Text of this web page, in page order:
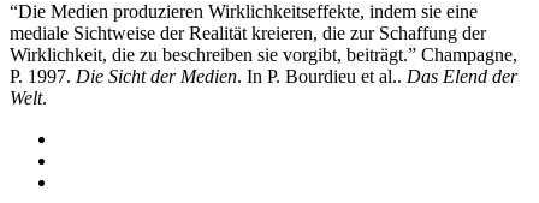
“Die Medien produzieren Wirklichkeitseffekte, indem sie eine
mediale Sichtweise der Realität kreieren, die zur Schaffung der
Wirklichkeit, die zu beschreiben sie vorgibt, beiträgt.” Champagne,
P. 1997. Die Sicht der Medien. In P. Bourdieu et al.. Das Elend der
Welt.